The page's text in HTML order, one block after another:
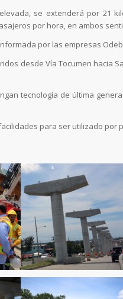
se extenderá por 21
por hora, en ambos
por las empresas
desde Vía Tocumen hacia
tecnología de última
para ser utilizado por